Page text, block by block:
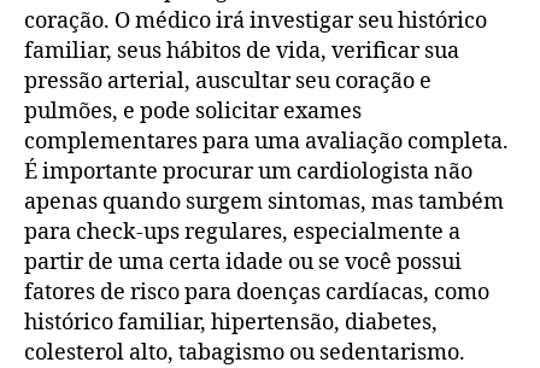
coração. O médico irá investigar seu histórico
familiar, seus hábitos de vida, verificar sua
pressão arterial, auscultar seu coração e
pulmões, e pode solicitar exames
complementares para uma avaliação completa.
É importante procurar um cardiologista não
apenas quando surgem sintomas, mas também
para check-ups regulares, especialmente a
partir de uma certa idade ou se você possui
fatores de risco para doenças cardíacas, como
histórico familiar, hipertensão, diabetes,
colesterol alto, tabagismo ou sedentarismo.